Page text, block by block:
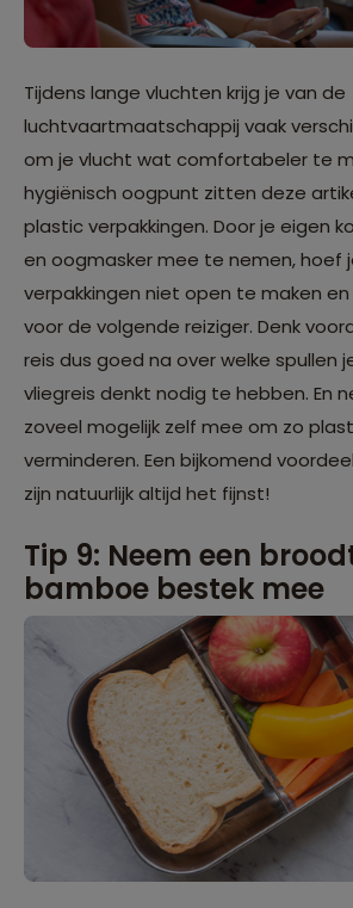
Tijdens lange vluchten krijg je van de
luchtvaartmaatschappij vaak
om je vlucht wat comfortabeler te
hygiënisch oogpunt zitten deze
plastic verpakkingen. Door je eigen
en oogmasker mee te nemen, hoef
verpakkingen niet open te maken
voor de volgende reiziger. Denk
reis dus goed na over welke spullen
vliegreis denkt nodig te hebben. En
zoveel mogelijk zelf mee om zo
verminderen. Een bijkomend
zijn natuurlijk altijd het fijnst!
Tip 9: Neem een
bamboe bestek mee